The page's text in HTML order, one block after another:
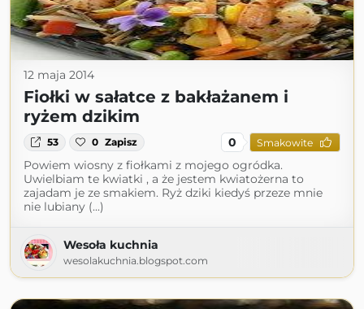
12 maja 2014
Fiołki w sałatce z bakłażanem i
ryżem dzikim
53 0 Zapisz 0 Smakowite
Powiem wiosny z fiołkami z mojego ogródka.
Uwielbiam te kwiatki , a że jestem kwiatożerna to
zajadam je ze smakiem. Ryż dziki kiedyś przeze mnie
nie lubiany (...)
Wesoła kuchnia
wesolakuchnia.blogspot.com